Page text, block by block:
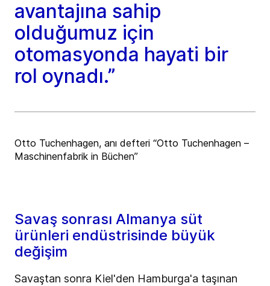
avantajına sahip
olduğumuz için
otomasyonda hayati bir
rol oynadı.”
Otto Tuchenhagen, anı defteri “Otto Tuchenhagen –
Maschinenfabrik in Büchen”
Savaş sonrası Almanya süt
ürünleri endüstrisinde büyük
değişim
Savaştan sonra Kiel'den Hamburga'a taşınan